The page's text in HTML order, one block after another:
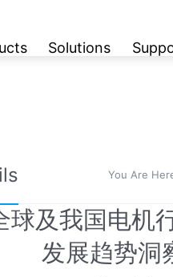
Solutions
You Are
球及我国电机
发展趋势洞